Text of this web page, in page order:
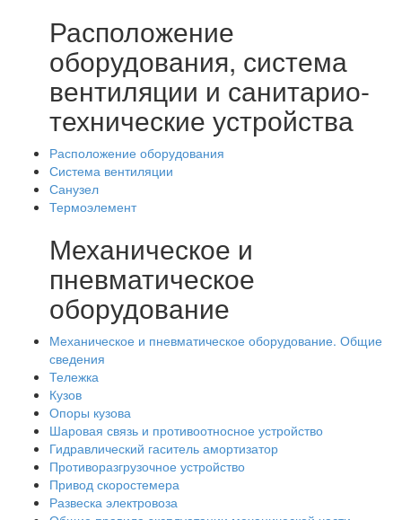
Расположение
оборудования, система
вентиляции и санитарио-
технические устройства
Расположение оборудования
Система вентиляции
Санузел
Термоэлемент
Механическое и
пневматическое
оборудование
Механическое и пневматическое оборудование. Общие
сведения
Тележка
Кузов
Опоры кузова
Шаровая связь и противоотносное устройство
Гидравлический гаситель амортизатор
Противоразгрузочное устройство
Привод скоростемера
Развеска электровоза